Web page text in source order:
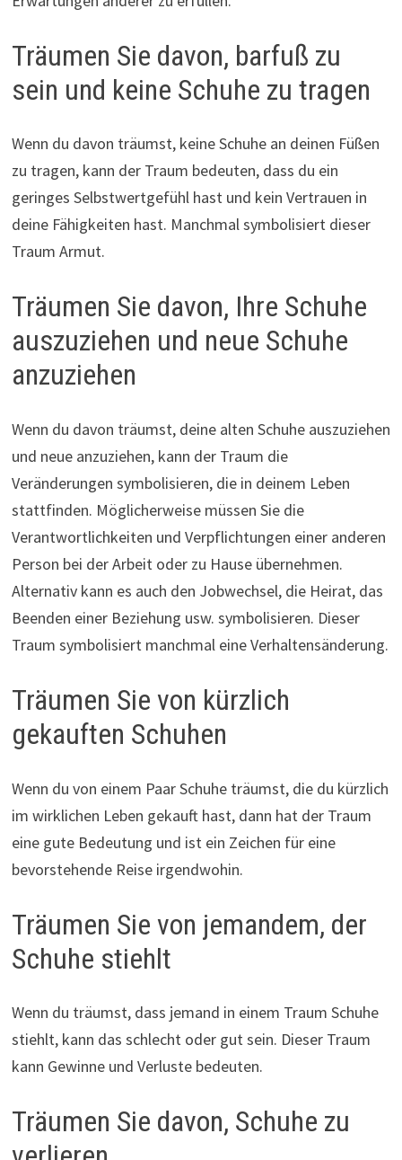
Träumen Sie davon, barfuß zu
sein und keine Schuhe zu tragen
Wenn du davon träumst, keine Schuhe an deinen Füßen
zu tragen, kann der Traum bedeuten, dass du ein
geringes Selbstwertgefühl hast und kein Vertrauen in
deine Fähigkeiten hast. Manchmal symbolisiert dieser
Traum Armut.
Träumen Sie davon, Ihre Schuhe
auszuziehen und neue Schuhe
anzuziehen
Wenn du davon träumst, deine alten Schuhe auszuziehen
und neue anzuziehen, kann der Traum die
Veränderungen symbolisieren, die in deinem Leben
stattfinden. Möglicherweise müssen Sie die
Verantwortlichkeiten und Verpflichtungen einer anderen
Person bei der Arbeit oder zu Hause übernehmen.
Alternativ kann es auch den Jobwechsel, die Heirat, das
Beenden einer Beziehung usw. symbolisieren. Dieser
Traum symbolisiert manchmal eine Verhaltensänderung.
Träumen Sie von kürzlich
gekauften Schuhen
Wenn du von einem Paar Schuhe träumst, die du kürzlich
im wirklichen Leben gekauft hast, dann hat der Traum
eine gute Bedeutung und ist ein Zeichen für eine
bevorstehende Reise irgendwohin.
Träumen Sie von jemandem, der
Schuhe stiehlt
Wenn du träumst, dass jemand in einem Traum Schuhe
stiehlt, kann das schlecht oder gut sein. Dieser Traum
kann Gewinne und Verluste bedeuten.
Träumen Sie davon, Schuhe zu